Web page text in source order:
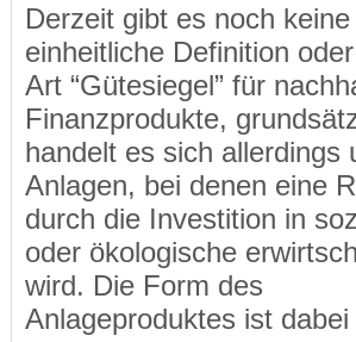
Derzeit gibt es noch keine
einheitliche Definition
Art “Gütesiegel” für
Finanzprodukte,
handelt es sich allerdings
Anlagen, bei denen eine
durch die Investition in
oder ökologische
wird. Die Form des
Anlageproduktes ist dabei